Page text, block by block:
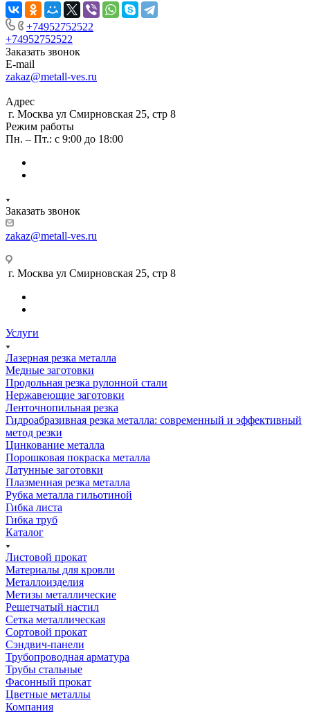
+74952752522
+74952752522
Заказать звонок
E-mail
zakaz@metall-ves.ru
Адрес
г. Москва ул Смирновская 25, стр 8
Режим работы
Пн. – Пт.: с 9:00 до 18:00
Заказать звонок
zakaz@metall-ves.ru
г. Москва ул Смирновская 25, стр 8
Услуги
Лазерная резка металла
Медные заготовки
Продольная резка рулонной стали
Нержавеющие заготовки
Ленточнопильная резка
Гидроабразивная резка металла: современный и эффективный
метод резки
Цинкование металла
Порошковая покраска металла
Латунные заготовки
Плазменная резка металла
Рубка металла гильотиной
Гибка листа
Гибка труб
Каталог
Листовой прокат
Материалы для кровли
Металлоизделия
Метизы металлические
Решетчатый настил
Сетка металлическая
Сортовой прокат
Сэндвич-панели
Трубопроводная арматура
Трубы стальные
Фасонный прокат
Цветные металлы
Компания